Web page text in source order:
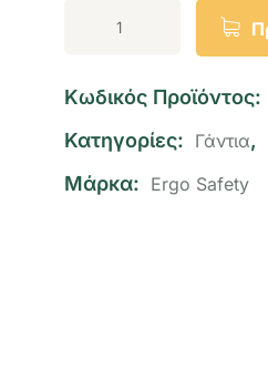
Κωδικός Προϊόντος:
Κατηγορίες: Γάντια,
Μάρκα: Ergo Safety